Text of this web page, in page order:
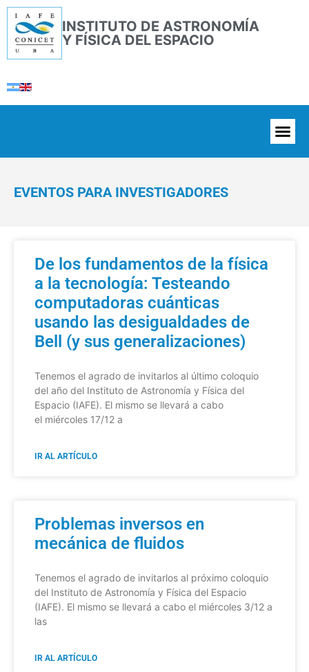
INSTITUTO DE ASTRONOMÍA
Y FÍSICA DEL ESPACIO
EVENTOS PARA INVESTIGADORES
De los fundamentos de la física
a la tecnología: Testeando
computadoras cuánticas
usando las desigualdades de
Bell (y sus generalizaciones)
Tenemos el agrado de invitarlos al último coloquio
del año del Instituto de Astronomía y Física del
Espacio (IAFE). El mismo se llevará a cabo
el miércoles 17/12 a
IR AL ARTÍCULO
Problemas inversos en
mecánica de fluidos
Tenemos el agrado de invitarlos al próximo coloquio
del Instituto de Astronomía y Física del Espacio
(IAFE). El mismo se llevará a cabo el miércoles 3/12 a
las
IR AL ARTÍCULO